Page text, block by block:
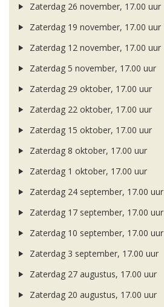
Zaterdag 26 november, 17.00 uur
Zaterdag 19 november, 17.00 uur
Zaterdag 12 november, 17.00 uur
Zaterdag 5 november, 17.00 uur
Zaterdag 29 oktober, 17.00 uur
Zaterdag 22 oktober, 17.00 uur
Zaterdag 15 oktober, 17.00 uur
Zaterdag 8 oktober, 17.00 uur
Zaterdag 1 oktober, 17.00 uur
Zaterdag 24 september, 17.00 uur
Zaterdag 17 september, 17.00 uur
Zaterdag 10 september, 17.00 uur
Zaterdag 3 september, 17.00 uur
Zaterdag 27 augustus, 17.00 uur
Zaterdag 20 augustus, 17.00 uur